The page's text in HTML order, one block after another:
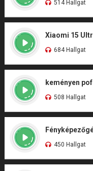
514 Hallgat
Xiaomi 15
684 Hallgat
keményen
508 Hallgat
450 Hallgat